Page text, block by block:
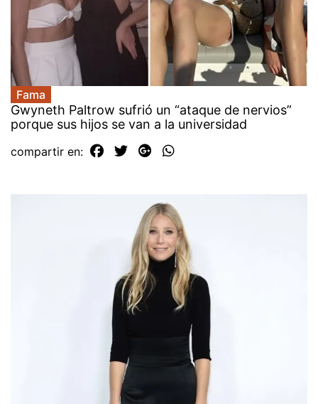
Fama
Gwyneth Paltrow sufrió un “ataque de nervios”
porque sus hijos se van a la universidad
compartir en: